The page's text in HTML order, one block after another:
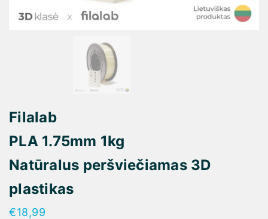
Filalab
PLA 1.75mm 1kg
Natūralus peršviečiamas 3D
plastikas
€18,99